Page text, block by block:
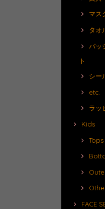
マス
タオ
バッ
ト
シー
etc.
ラッ
Kids
Tops
FACE